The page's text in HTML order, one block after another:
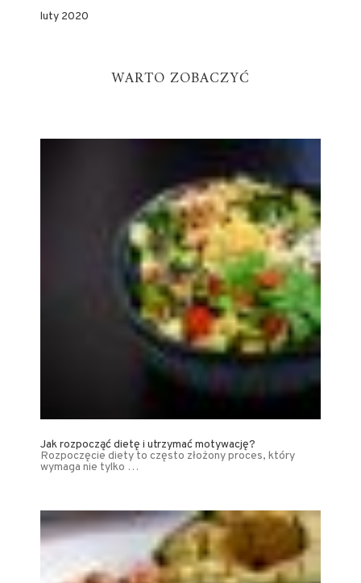
luty 2020
WARTO ZOBACZYĆ
Jak rozpocząć dietę i utrzymać motywację?
Rozpoczęcie diety to często złożony proces, który
wymaga nie tylko …